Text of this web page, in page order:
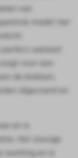
van
maakt het
aansluit
voor een
de blokken,
afgevoerd en
en is
Het stevige
werking en is